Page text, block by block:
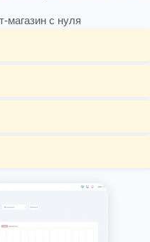
магазин с нуля